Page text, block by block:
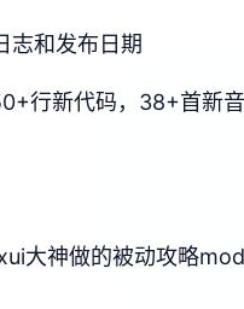
志和发布日期
行新代码，38+首新
大神做的被动攻略